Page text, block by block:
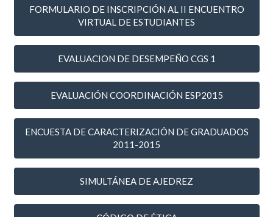
FORMULARIO DE INSCRIPCIÓN AL II ENCUENTRO
VIRTUAL DE ESTUDIANTES
EVALUACION DE DESEMPEÑO CGS 1
EVALUACIÓN COORDINACIÓN ESP2015
ENCUESTA DE CARACTERIZACIÓN DE GRADUADOS
2011-2015
SIMULTÁNEA DE AJEDREZ